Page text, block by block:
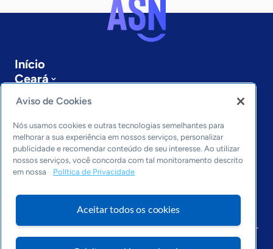
Início
Ceará
Sobre a ASN
Últimas notícias
Entre em contato
Editorias
Economia & Política
Inovação & Tecnologia
Cultura empreendedora
Arquivo
Aviso de Cookies
Nós usamos cookies e outras tecnologias semelhantes para
melhorar a sua experiência em nossos serviços, personalizar
publicidade e recomendar conteúdo de seu interesse. Ao utilizar
nossos serviços, você concorda com tal monitoramento descrito
em nossa
Política de Privacidade
Aceitar todos os cookies